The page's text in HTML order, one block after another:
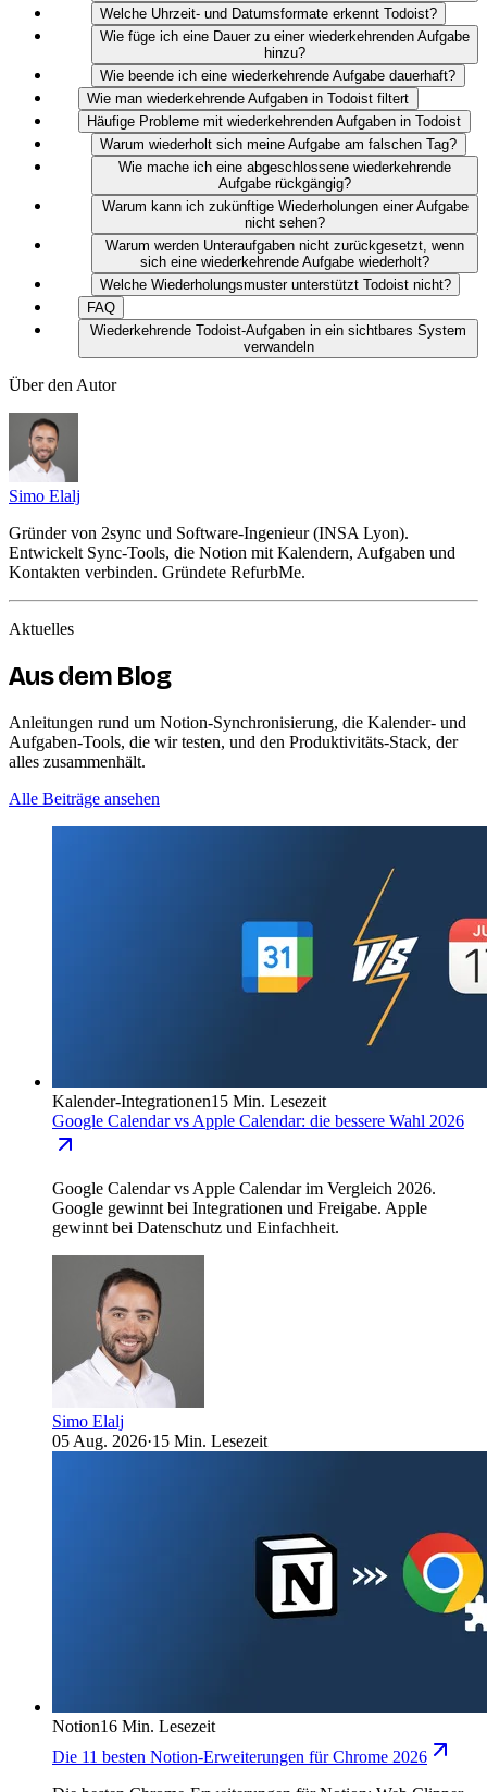
Welche Uhrzeit- und Datumsformate erkennt Todoist?
Wie füge ich eine Dauer zu einer wiederkehrenden Aufgabe
hinzu?
Wie beende ich eine wiederkehrende Aufgabe dauerhaft?
Wie man wiederkehrende Aufgaben in Todoist filtert
Häufige Probleme mit wiederkehrenden Aufgaben in Todoist
Warum wiederholt sich meine Aufgabe am falschen Tag?
Wie mache ich eine abgeschlossene wiederkehrende
Aufgabe rückgängig?
Warum kann ich zukünftige Wiederholungen einer Aufgabe
nicht sehen?
Warum werden Unteraufgaben nicht zurückgesetzt, wenn
sich eine wiederkehrende Aufgabe wiederholt?
Welche Wiederholungsmuster unterstützt Todoist nicht?
FAQ
Wiederkehrende Todoist-Aufgaben in ein sichtbares System
verwandeln
Über den Autor
Simo Elalj
Gründer von 2sync und Software-Ingenieur (INSA Lyon).
Entwickelt Sync-Tools, die Notion mit Kalendern, Aufgaben und
Kontakten verbinden. Gründete RefurbMe.
Aktuelles
Aus dem Blog
Anleitungen rund um Notion-Synchronisierung, die Kalender- und
Aufgaben-Tools, die wir testen, und den Produktivitäts-Stack, der
alles zusammenhält.
Alle Beiträge ansehen
Kalender-Integrationen15 Min. Lesezeit
Google Calendar vs Apple Calendar: die bessere Wahl 2026
Google Calendar vs Apple Calendar im Vergleich 2026.
Google gewinnt bei Integrationen und Freigabe. Apple
gewinnt bei Datenschutz und Einfachheit.
Simo Elalj
05 Aug. 2026·15 Min. Lesezeit
Notion16 Min. Lesezeit
Die 11 besten Notion-Erweiterungen für Chrome 2026